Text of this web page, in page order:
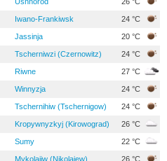
Iwano-Frankiwsk 24 °C
Jassinja 20 °C
Tscherniwzi (Czernowitz) 24 °C
Riwne 27 °C
Winnyzja 24 °C
Tschernihiw (Tschernigow) 24 °C
Kropywnyzkyj (Kirowograd) 26 °C
Sumy 22 °C
Mykolajiw (Nikolajew) 26 °C